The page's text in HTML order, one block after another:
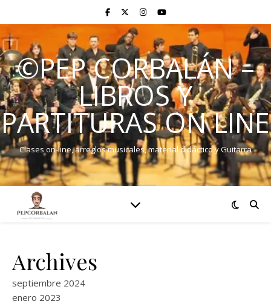
©PEP CORBALÁN –
LIBROS Y
PARTITURAS ON LINE
Clases on-line, arreglos musicales, material didáctico y Guitarra
Archives
septiembre 2024
enero 2023